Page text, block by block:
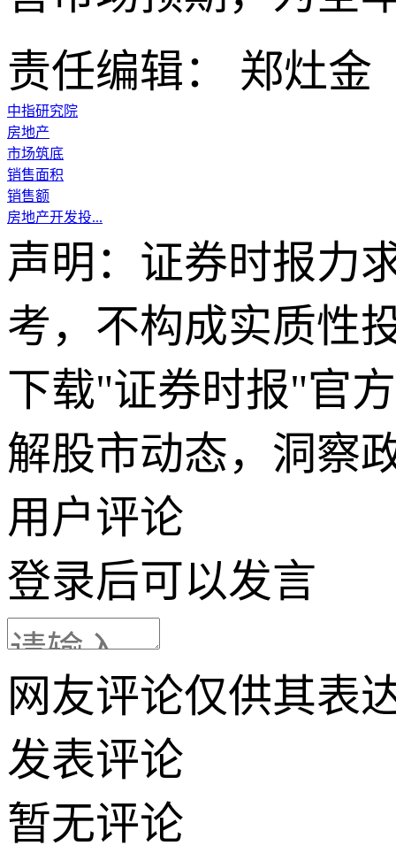
责任编辑： 郑灶金
中指研究院
房地产
市场筑底
销售面积
销售额
房地产开发投...
声明：证券时报力
考，不构成实质性
下载"证券时报"官
解股市动态，洞察
用户评论
登录后可以发言
网友评论仅供其表
发表评论
暂无评论